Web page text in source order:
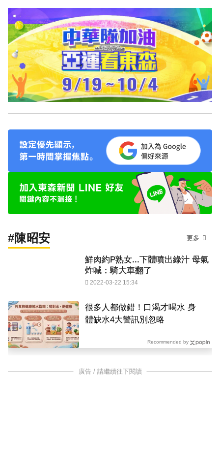
#陳昭安 更多
鮮肉約P熟女...下體噴出綠汁 母氣
炸喊：騎大車翻了
2022-03-22 15:34
很多人都做錯！口渴才喝水 身
體缺水4大警訊別忽略
Recommended by
廣告 / 請繼續往下閱讀